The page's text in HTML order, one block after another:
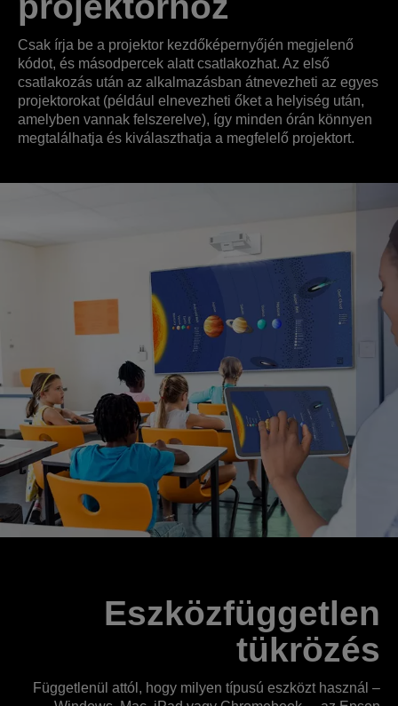
Csak írja be a projektor kezdőképernyőjén megjelenő
kódot, és másodpercek alatt csatlakozhat. Az első
csatlakozás után az alkalmazásban átnevezheti az egyes
projektorokat (például elnevezheti őket a helyiség után,
amelyben vannak felszerelve), így minden órán könnyen
megtalálhatja és kiválaszthatja a megfelelő projektort.
Eszközfüggetlen
tükrözés
Függetlenül attól, hogy milyen típusú eszközt használ –